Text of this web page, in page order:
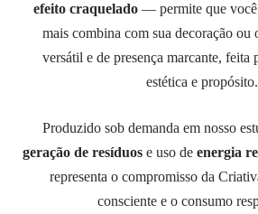
efeito craquelado— permite que você
mais combina com sua decoração ou
versátil e de presença marcante, feita
estética e propósito.
Produzido sob demanda em nosso
geração de resíduos e uso de energia
representa o compromisso da
consciente e o consumo